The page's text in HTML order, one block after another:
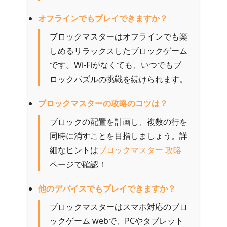
オフラインでもプレイできますか？
ブロックマスターはオフラインでも楽
しめるリラックスしたブロックゲーム
です。Wi-Fiがなくても、いつでもブ
ロックパズルの挑戦を続けられます。
ブロックマスターの攻略のコツは？
ブロックの配置を計画し、複数の行を
同時に消すことを目指しましょう。詳
細なヒントはブロックマスター 攻略
ページで確認！
他のデバイスでもプレイできますか？
ブロックマスターはスマホ対応のブロ
ックゲーム webで、PCやタブレット